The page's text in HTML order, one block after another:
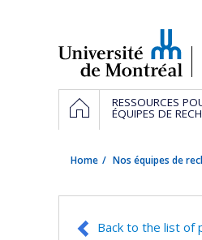
Navigation
principale
HOMERESSOURCES
ÉQUIPES DE
Home Nos équipes de
Back to the list of